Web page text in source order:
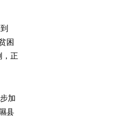
困
，正
加
县